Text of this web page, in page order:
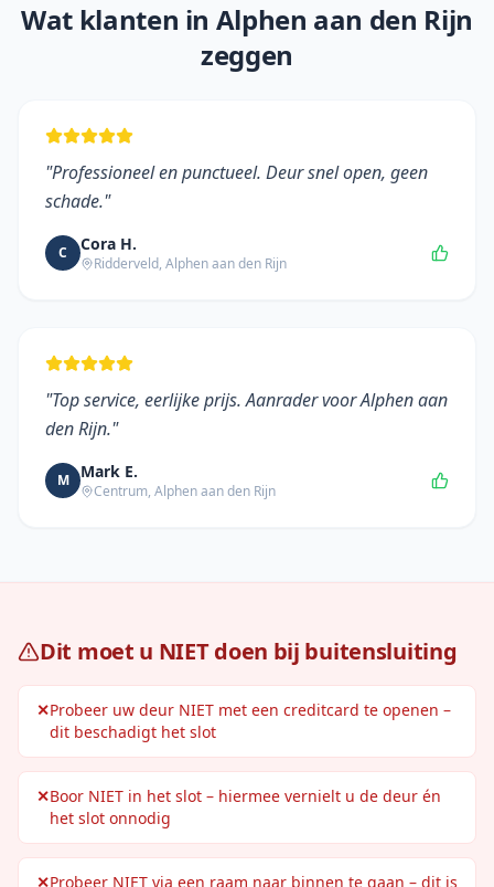
Wat klanten in Alphen aan den Rijn
zeggen
"Professioneel en punctueel. Deur snel open, geen
schade."
C Cora H.
Ridderveld, Alphen aan den Rijn
"Top service, eerlijke prijs. Aanrader voor Alphen aan
den Rijn."
M Mark E.
Centrum, Alphen aan den Rijn
Dit moet u NIET doen bij buitensluiting
✕Probeer uw deur NIET met een creditcard te openen –
dit beschadigt het slot
✕Boor NIET in het slot – hiermee vernielt u de deur én
het slot onnodig
✕Probeer NIET via een raam naar binnen te gaan – dit is